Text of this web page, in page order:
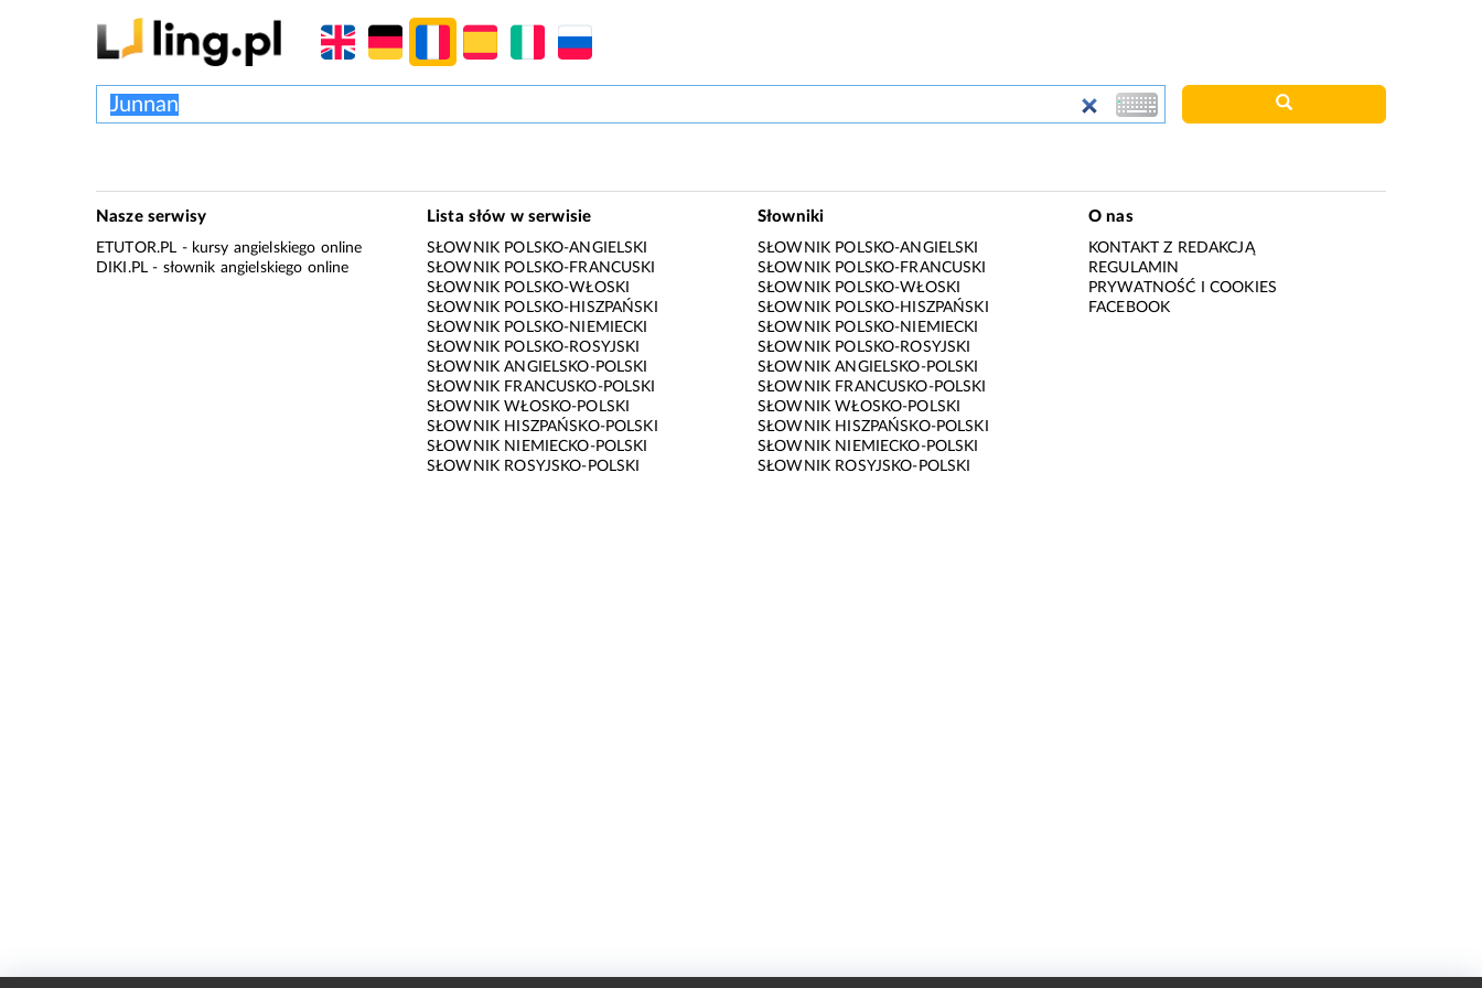
Nasze serwisy
ETUTOR.PL - kursy angielskiego online
DIKI.PL - słownik angielskiego online
Lista słów w serwisie
SŁOWNIK POLSKO-ANGIELSKI
SŁOWNIK POLSKO-FRANCUSKI
SŁOWNIK POLSKO-WŁOSKI
SŁOWNIK POLSKO-HISZPAŃSKI
SŁOWNIK POLSKO-NIEMIECKI
SŁOWNIK POLSKO-ROSYJSKI
SŁOWNIK ANGIELSKO-POLSKI
SŁOWNIK FRANCUSKO-POLSKI
SŁOWNIK WŁOSKO-POLSKI
SŁOWNIK HISZPAŃSKO-POLSKI
SŁOWNIK NIEMIECKO-POLSKI
SŁOWNIK ROSYJSKO-POLSKI
Słowniki
SŁOWNIK POLSKO-ANGIELSKI
SŁOWNIK POLSKO-FRANCUSKI
SŁOWNIK POLSKO-WŁOSKI
SŁOWNIK POLSKO-HISZPAŃSKI
SŁOWNIK POLSKO-NIEMIECKI
SŁOWNIK POLSKO-ROSYJSKI
SŁOWNIK ANGIELSKO-POLSKI
SŁOWNIK FRANCUSKO-POLSKI
SŁOWNIK WŁOSKO-POLSKI
SŁOWNIK HISZPAŃSKO-POLSKI
SŁOWNIK NIEMIECKO-POLSKI
SŁOWNIK ROSYJSKO-POLSKI
O nas
KONTAKT Z REDAKCJĄ
REGULAMIN
PRYWATNOŚĆ I COOKIES
FACEBOOK